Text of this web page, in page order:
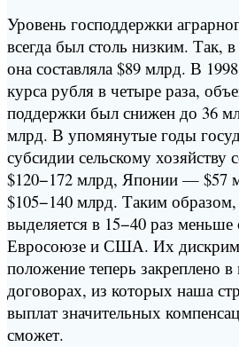
Уровень господдержки
всегда был столь низким. Так,
она составляла $89 млрд. В
курса рубля в четыре раза,
поддержки был снижен до 36
млрд. В упомянутые годы
субсидии сельскому
$120−172 млрд, Японии — $57
$105−140 млрд. Таким
выделяется в 15−40 раз меньше
Евросоюзе и США. Их
положение теперь закреплено
договорах, из которых наша
выплат значительных
сможет.